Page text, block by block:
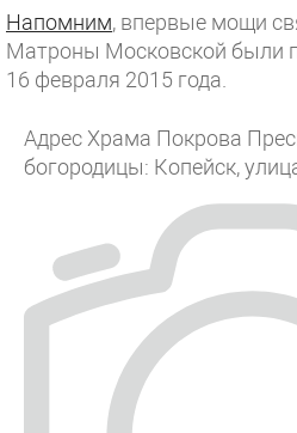
Напомним, впервые мощи
Матроны Московской были
16 февраля 2015 года.
Адрес Храма Покрова
богородицы: Копейск,